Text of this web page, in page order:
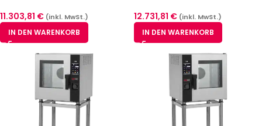
11.303,81 € (inkl. MwSt.)
IN DEN WARENKORB
12.731,81 € (inkl. MwSt.)
IN DEN WARENKORB